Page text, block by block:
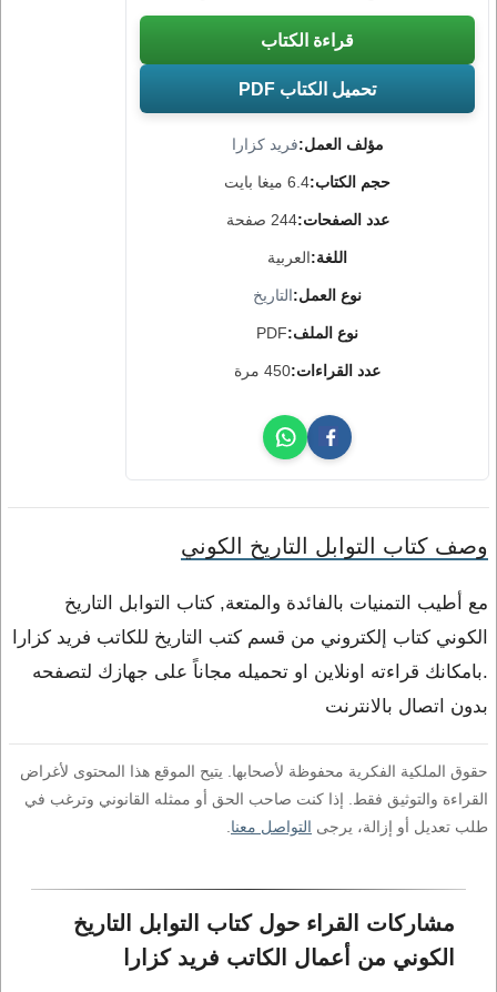
مؤلف العمل:فريد كزارا
حجم الكتاب:6.4 ميغا بايت
عدد الصفحات:244 صفحة
اللغة:العربية
نوع العمل:التاريخ
نوع الملف:PDF
عدد القراءات:450 مرة
قراءة الكتاب
تحميل الكتاب PDF
وصف كتاب التوابل التاريخ الكوني
مع أطيب التمنيات بالفائدة والمتعة, كتاب التوابل التاريخ
الكوني كتاب إلكتروني من قسم كتب التاريخ للكاتب فريد كزارا
.بامكانك قراءته اونلاين او تحميله مجاناً على جهازك لتصفحه
بدون اتصال بالانترنت
حقوق الملكية الفكرية محفوظة لأصحابها. يتيح الموقع هذا المحتوى لأغراض
القراءة والتوثيق فقط. إذا كنت صاحب الحق أو ممثله القانوني وترغب في
طلب تعديل أو إزالة، يرجى التواصل معنا
مشاركات القراء حول كتاب التوابل التاريخ
الكوني من أعمال الكاتب فريد كزارا